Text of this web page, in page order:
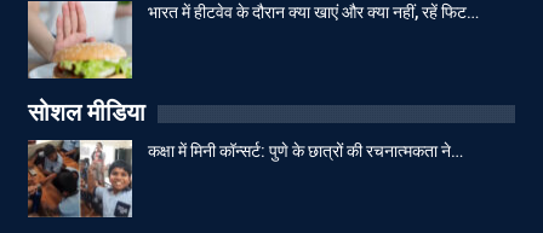
भारत में हीटवेव के दौरान क्या खाएं और क्या नहीं, रहें फिट…
सोशल मीडिया
कक्षा में मिनी कॉन्सर्ट: पुणे के छात्रों की रचनात्मकता ने…